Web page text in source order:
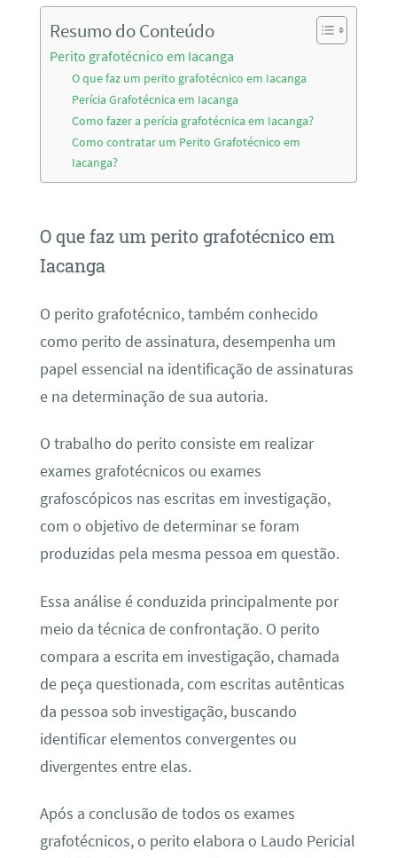
Resumo do Conteúdo
Perito grafotécnico em Iacanga
O que faz um perito grafotécnico em Iacanga
Perícia Grafotécnica em Iacanga
Como fazer a perícia grafotécnica em Iacanga?
Como contratar um Perito Grafotécnico em
Iacanga?
O que faz um perito grafotécnico em
Iacanga
O perito grafotécnico, também conhecido
como perito de assinatura, desempenha um
papel essencial na identificação de assinaturas
e na determinação de sua autoria.
O trabalho do perito consiste em realizar
exames grafotécnicos ou exames
grafoscópicos nas escritas em investigação,
com o objetivo de determinar se foram
produzidas pela mesma pessoa em questão.
Essa análise é conduzida principalmente por
meio da técnica de confrontação. O perito
compara a escrita em investigação, chamada
de peça questionada, com escritas autênticas
da pessoa sob investigação, buscando
identificar elementos convergentes ou
divergentes entre elas.
Após a conclusão de todos os exames
grafotécnicos, o perito elabora o Laudo Pericial